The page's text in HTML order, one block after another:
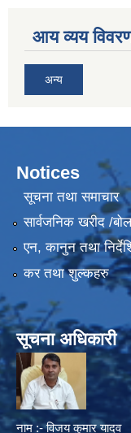
आय व्यय
अन्य
Notices
सूचना तथा समाचार
सार्वजनिक खरीद /
एन, कानुन तथा
कर तथा शुल्कहरु
सूचना अधिकारी
नाम :- विजय कुमार यादव